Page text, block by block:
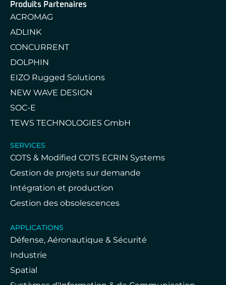
Produits Partenaires
ACROMAG
ADLINK
CONCURRENT
DOLPHIN
EIZO Rugged Solutions
NEW WAVE DESIGN
SOC-E
TEWS TECHNOLOGIES GmbH
SERVICES
COTS & Modified COTS ECRIN Systems
Gestion de projets sur demande
Intégration et production
Gestion des obsolescences
APPLICATIONS
Défense, Aéronautique & Sécurité
Industrie
Spatial